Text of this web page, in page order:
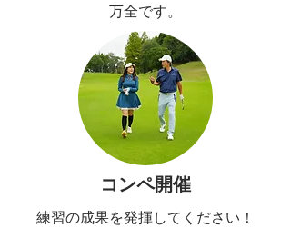
万全です。
コンペ開催
練習の成果を発揮してください！